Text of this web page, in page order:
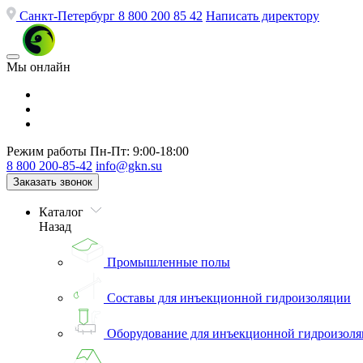
Санкт-Петербург 8 800 200 85 42 Написать директору
Мы онлайн
Режим работы Пн-Пт: 9:00-18:00
8 800 200-85-42 info@gkn.su
Заказать звонок
Каталог
Назад
Промышленные полы
Составы для инъекционной гидроизоляции
Оборудование для инъекционной